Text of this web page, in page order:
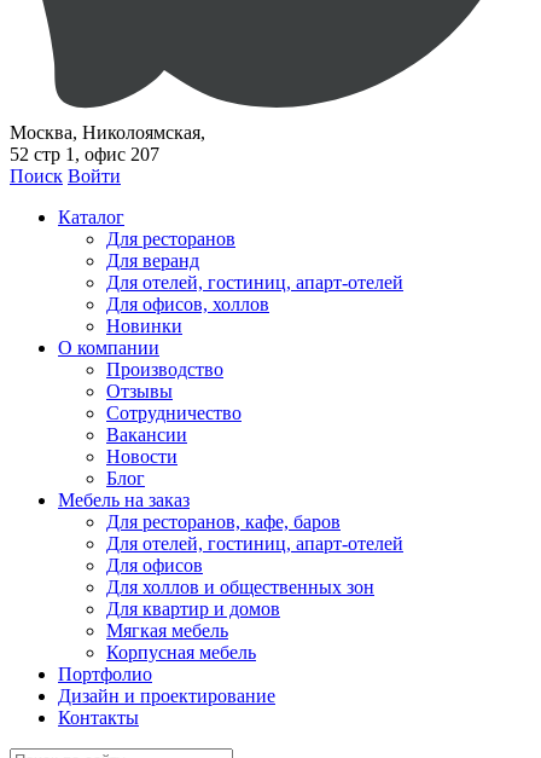
Москва, Николоямская,
52 стр 1, офис 207
Поиск Войти
Каталог
Для ресторанов
Для веранд
Для отелей, гостиниц, апарт-отелей
Для офисов, холлов
Новинки
О компании
Производство
Отзывы
Сотрудничество
Вакансии
Новости
Блог
Мебель на заказ
Для ресторанов, кафе, баров
Для отелей, гостиниц, апарт-отелей
Для офисов
Для холлов и общественных зон
Для квартир и домов
Мягкая мебель
Корпусная мебель
Портфолио
Дизайн и проектирование
Контакты